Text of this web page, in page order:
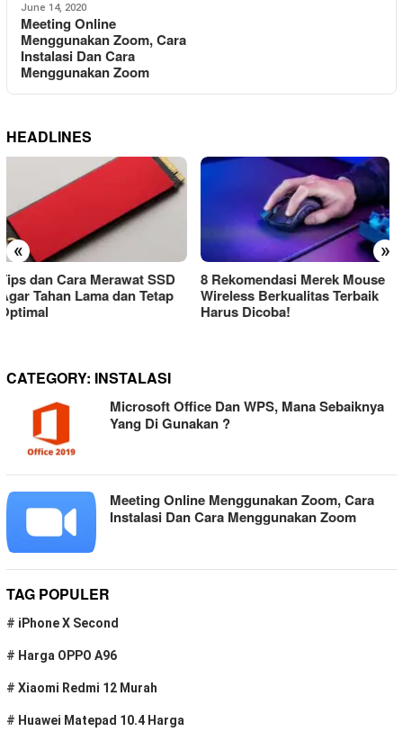
June 14, 2020
Meeting Online
Menggunakan Zoom, Cara
Instalasi Dan Cara
Menggunakan Zoom
HEADLINES
« »
8 Rekomendasi Merek Mouse
Wireless Berkualitas Terbaik
Harus Dicoba!
Cara Menyambungkan Mouse
Wireless Ke Laptop Atau
Komputer
CATEGORY: INSTALASI
Microsoft Office Dan WPS, Mana Sebaiknya
Yang Di Gunakan ?
Meeting Online Menggunakan Zoom, Cara
Instalasi Dan Cara Menggunakan Zoom
TAG POPULER
# iPhone X Second
# Harga OPPO A96
# Xiaomi Redmi 12 Murah
# Huawei Matepad 10.4 Harga